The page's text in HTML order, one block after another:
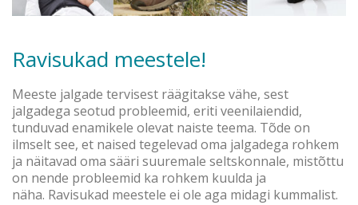
Ravisukad meestele!
Meeste jalgade tervisest räägitakse vähe, sest
jalgadega seotud probleemid, eriti veenilaiendid,
tunduvad enamikele olevat naiste teema. Tõde on
ilmselt see, et naised tegelevad oma jalgadega rohkem
ja näitavad oma sääri suuremale seltskonnale, mistõttu
on nende probleemid ka rohkem kuulda ja
näha. Ravisukad meestele ei ole aga midagi kummalist.